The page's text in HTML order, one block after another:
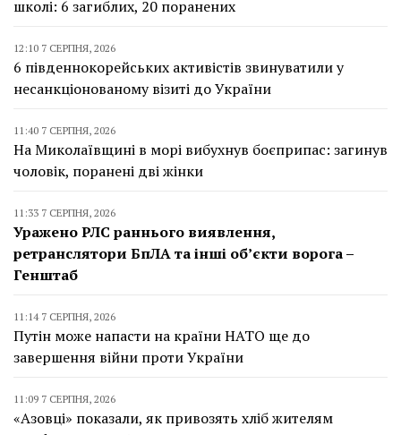
школі: 6 загиблих, 20 поранених
12:10 7 СЕРПНЯ, 2026
6 південнокорейських активістів звинуватили у
несанкціонованому візиті до України
11:40 7 СЕРПНЯ, 2026
На Миколаївщині в морі вибухнув боєприпас: загинув
чоловік, поранені дві жінки
11:33 7 СЕРПНЯ, 2026
Уражено РЛС раннього виявлення,
ретранслятори БпЛА та інші об’єкти ворога –
Генштаб
11:14 7 СЕРПНЯ, 2026
Путін може напасти на країни НАТО ще до
завершення війни проти України
11:09 7 СЕРПНЯ, 2026
«Азовці» показали, як привозять хліб жителям